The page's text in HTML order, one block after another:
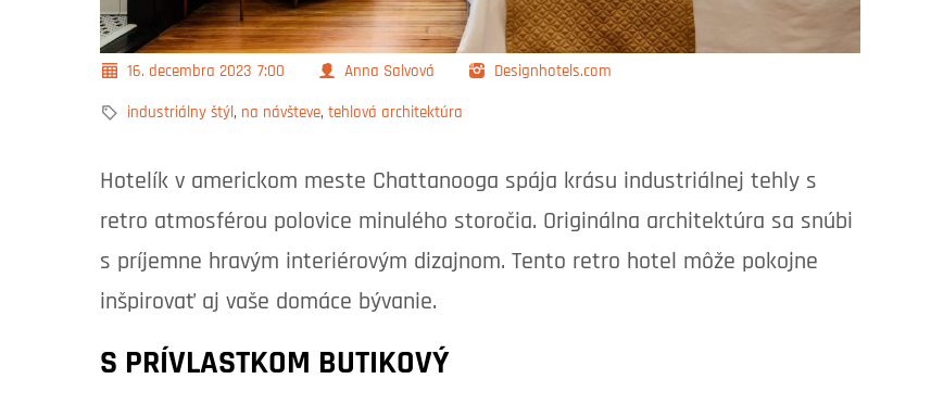
16. decembra 2023 7:00 Anna Salvová Designhotels.com
industriálny štýl, na návšteve, tehlová architektúra
Hotelík v americkom meste Chattanooga spája krásu industriálnej tehly s
retro atmosférou polovice minulého storočia. Originálna architektúra sa snúbi
s príjemne hravým interiérovým dizajnom. Tento retro hotel môže pokojne
inšpirovať aj vaše domáce bývanie.
S PRÍVLASTKOM BUTIKOVÝ